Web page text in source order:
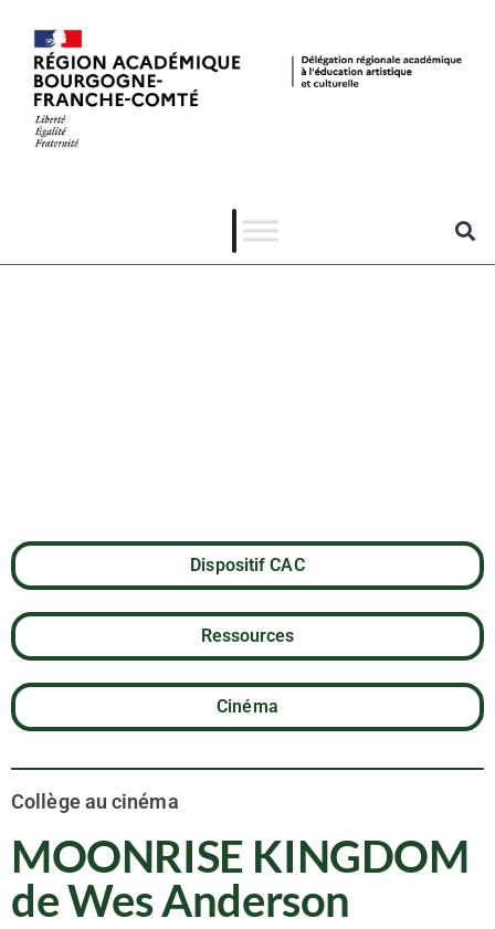
Dispositif CAC
Ressources
Cinéma
Collège au cinéma
MOONRISE KINGDOM
de Wes Anderson